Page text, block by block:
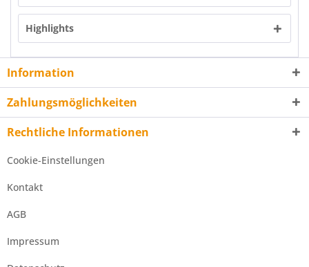
Highlights
Information
Zahlungsmöglichkeiten
Rechtliche Informationen
Cookie-Einstellungen
Kontakt
AGB
Impressum